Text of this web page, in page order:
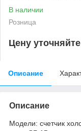
В наличии
Розница
Цену уточняйте
Описание
Описание
Модели: счетчик